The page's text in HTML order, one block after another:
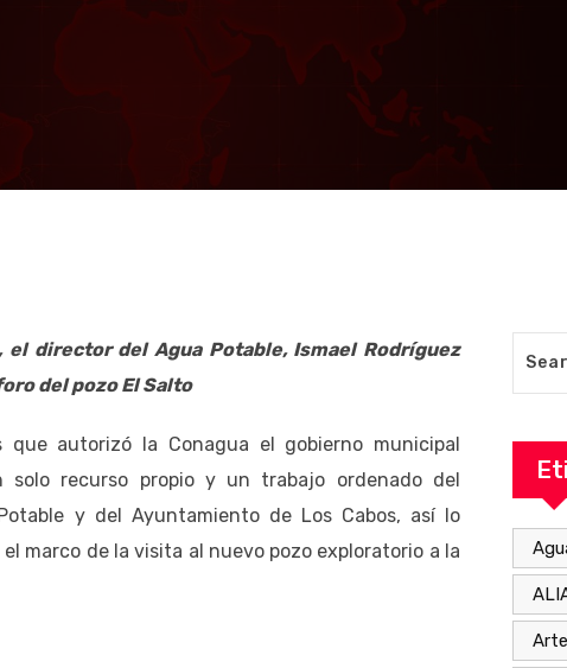
en CSL se
desaladora, acciones
director del Agua Potable, Ismael Rodríguez
del pozo El Salto
autorizó la Conagua el gobierno municipal
recurso propio y un trabajo ordenado del
y del Ayuntamiento de Los Cabos, así lo
marco de la visita al nuevo pozo exploratorio a la